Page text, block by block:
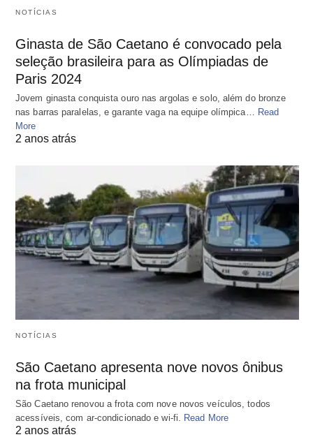
NOTÍCIAS
Ginasta de São Caetano é convocado pela
seleção brasileira para as Olímpiadas de
Paris 2024
Jovem ginasta conquista ouro nas argolas e solo, além do bronze
nas barras paralelas, e garante vaga na equipe olímpica… Read
More
2 anos atrás
NOTÍCIAS
São Caetano apresenta nove novos ônibus
na frota municipal
São Caetano renovou a frota com nove novos veículos, todos
acessíveis, com ar-condicionado e wi-fi.
Read More
2 anos atrás